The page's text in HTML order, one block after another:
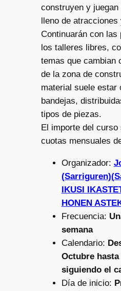
construyen y juegan
lleno de
Continuarán con
los talleres libres,
temas que cambian
de la zona de
material suele estar
bandejas,
tipos de piezas.
El importe del
cuotas mensuales
Organizador:
IKUSI
HONEN
Frecuencia:
semana
Calendario:
Octubre
siguiendo el
Día de inicio: